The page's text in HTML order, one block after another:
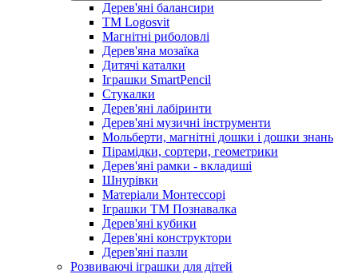
Дерев'яні балансири
TM Logosvit
Магнітні риболовлі
Дерев'яна мозаїка
Дитячі каталки
Іграшки SmartPencil
Стукалки
Дерев'яні лабіринти
Дерев'яні музичні інструменти
Мольберти, магнітні дошки і дошки знань
Пірамідки, сортери, геометрики
Дерев'яні рамки - вкладиші
Шнурівки
Матеріали Монтессорі
Іграшки ТМ Познавалка
Дерев'яні кубики
Дерев'яні конструктори
Дерев'яні пазли
Розвиваючі іграшки для дітей